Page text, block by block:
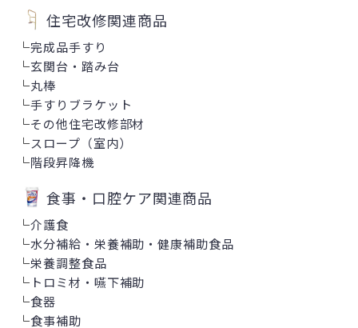
住宅改修関連商品
└完成品手すり
└玄関台・踏み台
└丸棒
└手すりブラケット
└その他住宅改修部材
└スロープ（室内）
└階段昇降機
食事・口腔ケア関連商品
└介護食
└水分補給・栄養補助・健康補助食品
└栄養調整食品
└ トロミ材・嚥下補助
└食器
└食事補助